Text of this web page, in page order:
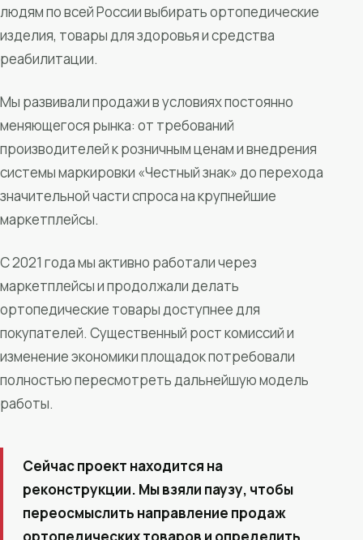
людям по всей России выбирать ортопедические
изделия, товары для здоровья и средства
реабилитации.
Мы развивали продажи в условиях постоянно
меняющегося рынка: от требований
производителей к розничным ценам и внедрения
системы маркировки «Честный знак» до перехода
значительной части спроса на крупнейшие
маркетплейсы.
С 2021 года мы активно работали через
маркетплейсы и продолжали делать
ортопедические товары доступнее для
покупателей. Существенный рост комиссий и
изменение экономики площадок потребовали
полностью пересмотреть дальнейшую модель
работы.
Сейчас проект находится на
реконструкции. Мы взяли паузу, чтобы
переосмыслить направление продаж